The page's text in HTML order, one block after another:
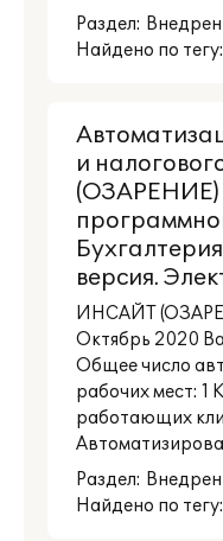
Раздел:
Найдено по
и
(ОЗАРЕНИЕ)
версия.
ИНСАЙТ
Октябрь 2020
Общее число
рабочих мест: 1
работающих
Раздел:
Найдено по